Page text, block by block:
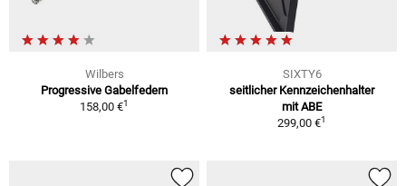
Wilbers
Progressive Gabelfedern
158,00 €1
SIXTY6
seitlicher Kennzeichenhalter
mit ABE
299,00 €1